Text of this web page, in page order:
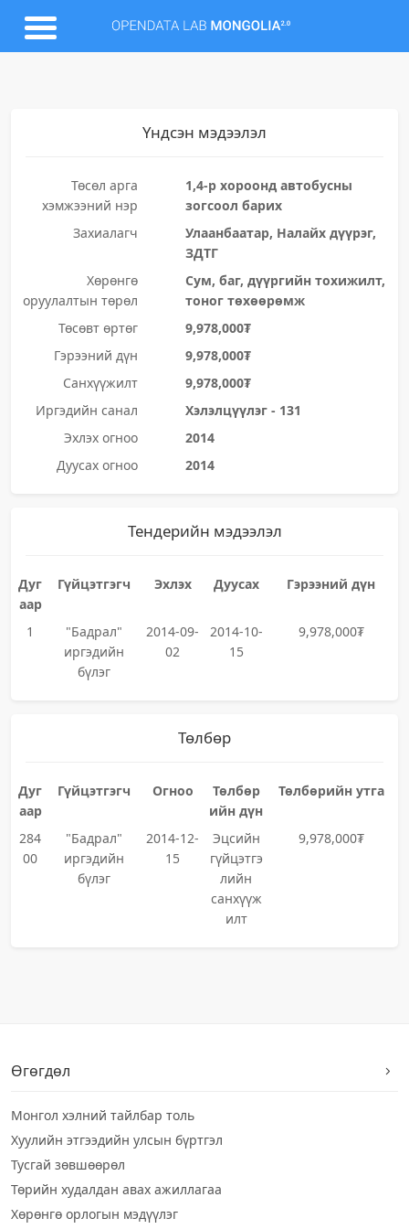
Үндсэн мэдээлэл
Төсөл арга
хэмжээний нэр
1,4-р хороонд автобусны
зогсоол барих
Захиалагч
Улаанбаатар, Налайх дүүрэг,
ЗДТГ
Хөрөнгө
оруулалтын төрөл
Сум, баг, дүүргийн тохижилт,
тоног төхөөрөмж
Төсөвт өртөг
9,978,000₮
Гэрээний дүн
9,978,000₮
Санхүүжилт
9,978,000₮
Иргэдийн санал
Хэлэлцүүлэг - 131
Эхлэх огноо
2014
Дуусах огноо
2014
Тендерийн мэдээлэл
Дуг
аар
Гүйцэтгэгч Эхлэх Дуусах Гэрээний дүн
1
"Бадрал"
иргэдийн
бүлэг
2014-09-
02
2014-10-
15
9,978,000₮
Төлбөр
Дуг
аар
Гүйцэтгэгч Огноо
Төлбөр
ийн дүн
Төлбөрийн утга
284
00
"Бадрал"
иргэдийн
бүлэг
2014-12-
15
Эцсийн
гүйцэтгэ
лийн
санхүүж
илт
9,978,000₮
Өгөгдөл
Монгол хэлний тайлбар толь
Хуулийн этгээдийн улсын бүртгэл
Тусгай зөвшөөрөл
Төрийн худалдан авах ажиллагаа
Хөрөнгө орлогын мэдүүлэг